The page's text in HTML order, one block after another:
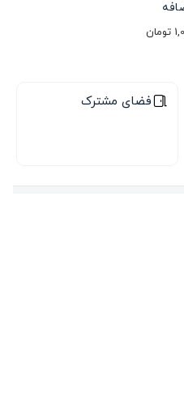
تومان
فضای مشترک